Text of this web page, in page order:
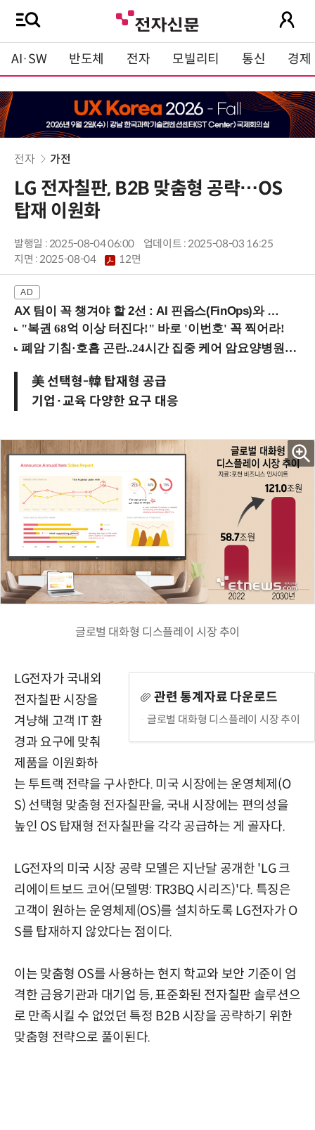
AI·SW 반도체 전자 모빌리티 통신 경제
전자 가전
LG 전자칠판, B2B 맞춤형 공략…OS
탑재 이원화
발행일 : 2025-08-04 06:00
업데이트 : 2025-08-03 16:25
지면 :2025-08-04 12면
AX 팀이 꼭 챙겨야 할 2선 : AI 핀옵스(FinOps)와 토큰 거버넌스 (8/21 잠실역)
美 선택형-韓 탑재형 공급
기업·교육 다양한 요구 대응
글로벌 대화형 디스플레이 시장 추이
관련 통계자료 다운로드
글로벌 대화형 디스플레이 시장 추이
LG전자가 국내외
전자칠판 시장을
겨냥해 고객 IT 환
경과 요구에 맞춰
제품을 이원화하
는 투트랙 전략을 구사한다. 미국 시장에는 운영체제(O
S) 선택형 맞춤형 전자칠판을, 국내 시장에는 편의성을
높인 OS 탑재형 전자칠판을 각각 공급하는 게 골자다.
LG전자의 미국 시장 공략 모델은 지난달 공개한 'LG 크
리에이트보드 코어(모델명: TR3BQ 시리즈)'다. 특징은
고객이 원하는 운영체제(OS)를 설치하도록 LG전자가 O
S를 탑재하지 않았다는 점이다.
이는 맞춤형 OS를 사용하는 현지 학교와 보안 기준이 엄
격한 금융기관과 대기업 등, 표준화된 전자칠판 솔루션으
로 만족시킬 수 없었던 특정 B2B 시장을 공략하기 위한
맞춤형 전략으로 풀이된다.